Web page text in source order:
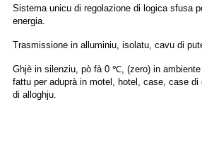
Sistema unicu di regolazione di logica sfusa
energia.
Trasmissione in alluminiu, isolatu, cavu di
Ghjè in silenziu, pò fà 0 ℃, (zero) in
fattu per aduprà in motel, hotel, case, case
di alloghju.